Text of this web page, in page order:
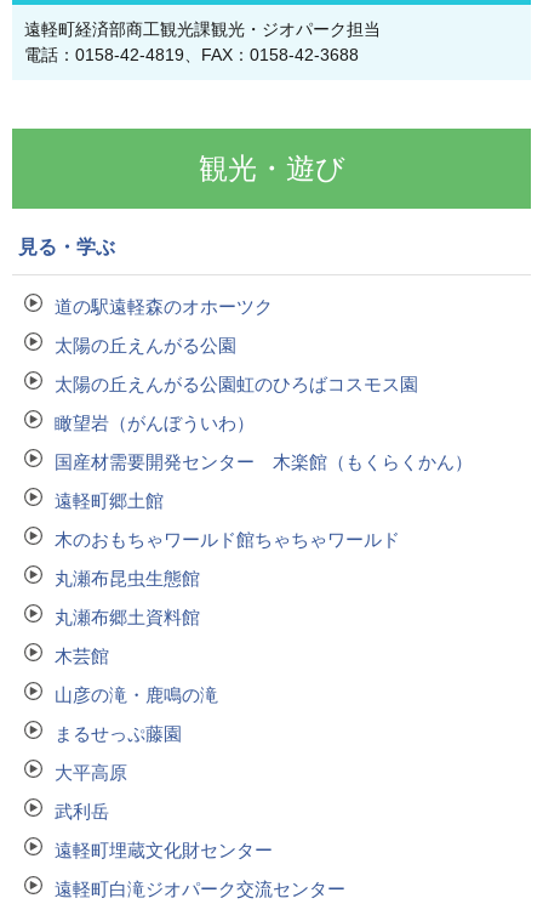
遠軽町経済部商工観光課観光・ジオパーク担当
電話：0158-42-4819、FAX：0158-42-3688
観光・遊び
見る・学ぶ
道の駅遠軽森のオホーツク
太陽の丘えんがる公園
太陽の丘えんがる公園虹のひろばコスモス園
瞰望岩（がんぼういわ）
国産材需要開発センター 木楽館（もくらくかん）
遠軽町郷土館
木のおもちゃワールド館ちゃちゃワールド
丸瀬布昆虫生態館
丸瀬布郷土資料館
木芸館
山彦の滝・鹿鳴の滝
まるせっぷ藤園
大平高原
武利岳
遠軽町埋蔵文化財センター
遠軽町白滝ジオパーク交流センター